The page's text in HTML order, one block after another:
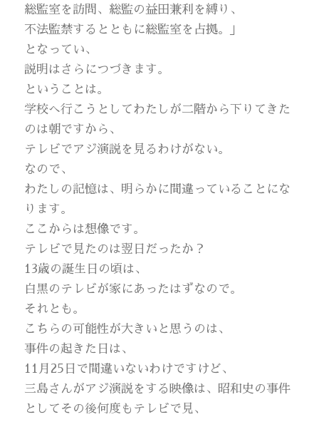
総監室を訪問、総監の益田兼利を縛り、
不法監禁するとともに総監室を占拠。」
となってい、
説明はさらにつづきます。
ということは。
学校へ行こうとしてわたしが二階から下りてきた
のは朝ですから、
テレビでアジ演説を見るわけがない。
なので、
わたしの記憶は、明らかに間違っていることにな
ります。
ここからは想像です。
テレビで見たのは翌日だったか？
13歳の誕生日の頃は、
白黒のテレビが家にあったはずなので。
それとも。
こちらの可能性が大きいと思うのは、
事件の起きた日は、
11月25日で間違いないわけですけど、
三島さんがアジ演説をする映像は、昭和史の事件
としてその後何度もテレビで見、